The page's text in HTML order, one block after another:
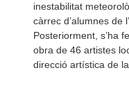
inestabilitat
càrrec d’alumnes de
Posteriorment, s’ha
obra de 46 artistes
direcció artística de